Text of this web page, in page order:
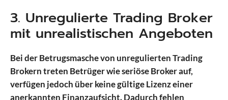
3. Unregulierte Trading Broker
mit unrealistischen Angeboten
Bei der Betrugsmasche von unregulierten Trading
Brokern treten Betrüger wie seriöse Broker auf,
verfügen jedoch über keine gültige Lizenz einer
anerkannten Finanzaufsicht. Dadurch fehlen